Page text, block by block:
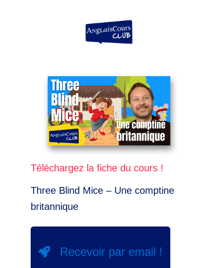
Téléchargez la fiche du cours !
Three Blind Mice – Une comptine
britannique
Recevoir par email !